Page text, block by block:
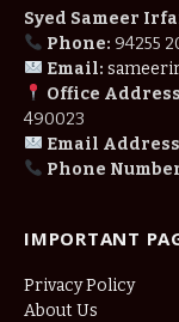
Syed Sameer
Phone: 94255
Email:
Office
490023
Email
Phone
IMPORTANT
Privacy Policy
About Us